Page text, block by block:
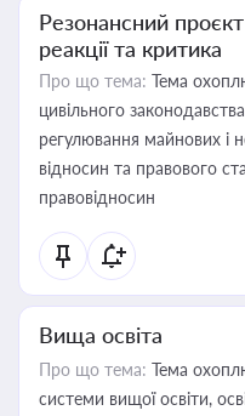
Резонансний
реакції та критика
Про що тема: Тема
цивільного
регулювання майнових і
відносин та правового
правовідносин
Вища освіта
Про що тема: Тема
системи вищої освіти,